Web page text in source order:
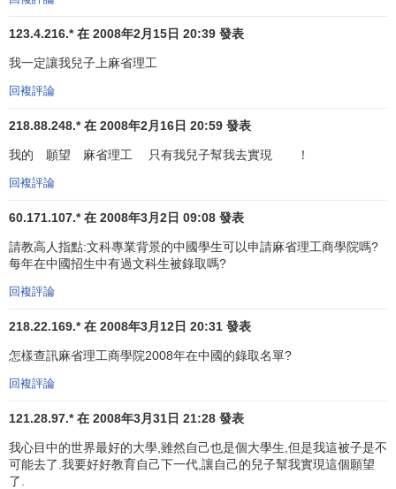
克林，他們帶來了新的教學方法和模式。正是學院的辦學宗
旨和這些革新者使MIT成為埋葬僵死學術的一座“墳墓”，也成
為新思想、新方法和新活力的源泉。這從學生的評價中也可
告別了舊的、囫圇吞棗式的學習方法；我們感到老師是通過
讓我們與大自然的直接接觸去認識它，而數學、語言和歷史
則是達到這一目的的手段。社會所要求的知識越來越多，MIT
這一價值觀使MIT把重心放在有利於促進科技發展的領域。
社會責任感
社會責任感：為社會的利益而發現和應用知識是MIT的中
心使命。1873年以前，機械工程一直是MIT的第一專業，之
路需要鋪設，還要開鑿隧道、修築橋梁、興建公共設施，這
都需要大批訓練有素的工程技術人員。此外，在一戰期間，
MIT還廣泛增設專業，開展與戰爭有關的科學研究。MIT為報
程師以及其它人員的專業，廣泛開展與戰爭有關的科研工
作。一戰後，為尋求資金支持，學校成立了工作合作與科學
123.4.216.* 在 2008年2月15日 20:39 發表
我一定讓我兒子上麻省理工
回複評論
218.88.248.* 在 2008年2月16日 20:59 發表
我的 願望 麻省理工 只有我兒子幫我去實現 ！
回複評論
60.171.107.* 在 2008年3月2日 09:08 發表
請教高人指點:文科專業背景的中國學生可以申請麻省理工商學院嗎?
每年在中國招生中有過文科生被錄取嗎?
回複評論
218.22.169.* 在 2008年3月12日 20:31 發表
怎樣查訊麻省理工商學院2008年在中國的錄取名單?
回複評論
121.28.97.* 在 2008年3月31日 21:28 發表
我心目中的世界最好的大學,雖然自己也是個大學生,但是我這被子是不
可能去了.我要好好教育自己下一代,讓自己的兒子幫我實現這個願望
了.